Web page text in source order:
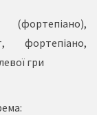
фортепіано,
гри